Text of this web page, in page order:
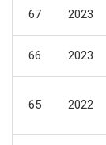
67 2023
66 2023
65 2022